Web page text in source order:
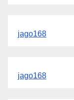
jago168
jago168